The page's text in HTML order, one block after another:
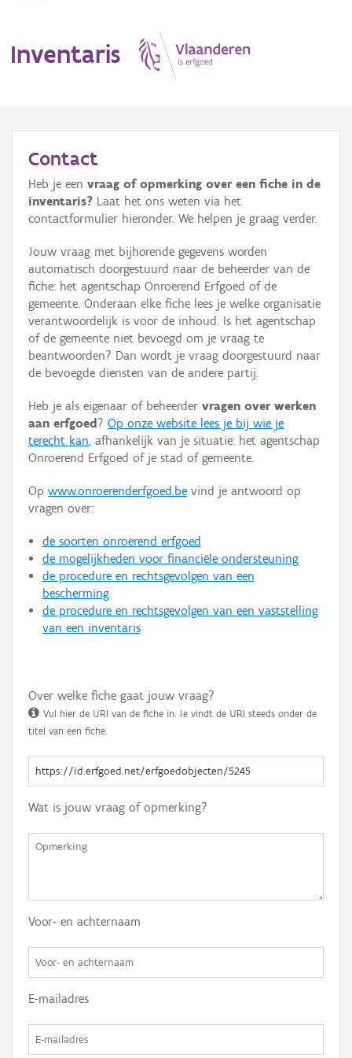
Inventaris
Erfgoedobject
Aanduidingsobject
Waarneming
Thema
Gebeurtenis
Persoon of collectief
Hergebruik
Aanmelden
Contact
Heb je een vraag of opmerking over een fiche in de
inventaris? Laat het ons weten via het
contactformulier hieronder. We helpen je graag verder.
Jouw vraag met bijhorende gegevens worden
automatisch doorgestuurd naar de beheerder van de
fiche: het agentschap Onroerend Erfgoed of de
gemeente. Onderaan elke fiche lees je welke organisatie
verantwoordelijk is voor de inhoud. Is het agentschap
of de gemeente niet bevoegd om je vraag te
beantwoorden? Dan wordt je vraag doorgestuurd naar
de bevoegde diensten van de andere partij.
Heb je als eigenaar of beheerder vragen over werken
aan erfgoed ? Op onze website lees je bij wie je
terecht kan, afhankelijk van je situatie: het agentschap
Onroerend Erfgoed of je stad of gemeente.
Op www.onroerenderfgoed.be vind je antwoord op
vragen over:
de soorten onroerend erfgoed
de mogelijkheden voor financiële ondersteuning
de procedure en rechtsgevolgen van een
bescherming
de procedure en rechtsgevolgen van een vaststelling
van een inventaris
Over welke fiche gaat jouw vraag?
Vul hier de URI van de fiche in. Je vindt de URI steeds onder de
titel van een fiche.
Wat is jouw vraag of opmerking?
Voor- en achternaam
E-mailadres